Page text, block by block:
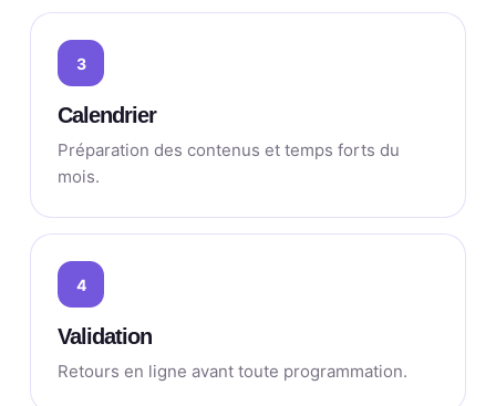
3
Calendrier
Préparation des contenus et temps forts du
mois.
4
Validation
Retours en ligne avant toute programmation.